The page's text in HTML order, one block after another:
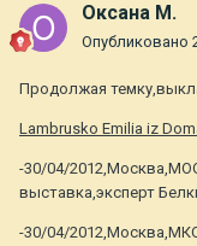
Оксана М.
Опубликовано
Продолжая
Lambrusko Emilia iz
-30/04/
выставка,эксперт
-30/04/